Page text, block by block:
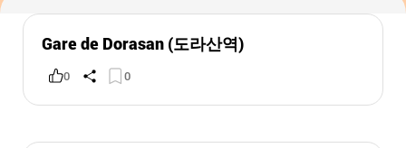
Gare de Dorasan (도라산역)
0 0